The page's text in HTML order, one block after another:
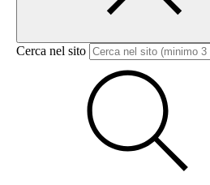
Cerca nel sito